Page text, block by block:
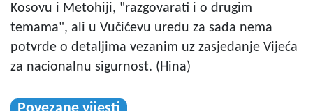
Kosovu i Metohiji, "razgovarati i o drugim
temama", ali u Vučićevu uredu za sada nema
potvrde o detaljima vezanim uz zasjedanje Vijeća
za nacionalnu sigurnost. (Hina)